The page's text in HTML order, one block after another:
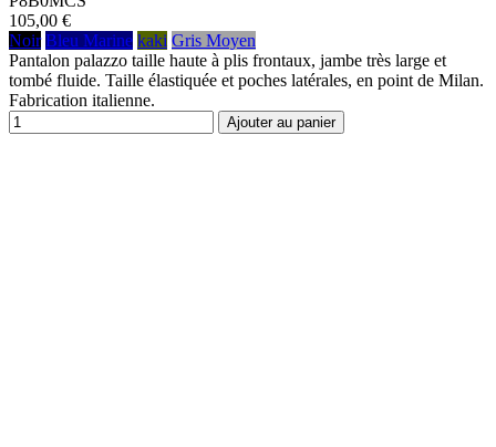
105,00 €
Noir Bleu Marine kaki Gris Moyen
Pantalon palazzo taille haute à plis frontaux, jambe très large et
tombé fluide. Taille élastiquée et poches latérales, en point de Milan.
Fabrication italienne.
Ajouter au panier